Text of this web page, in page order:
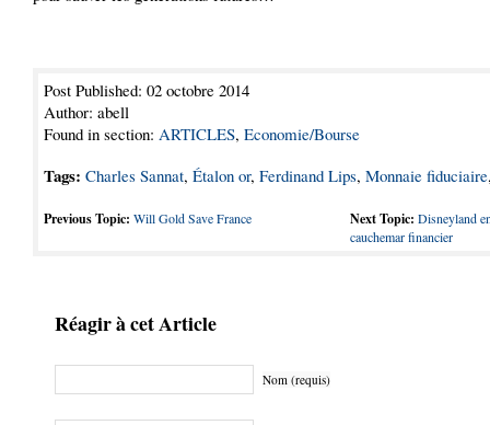
Post Published: 02 octobre 2014
Author: abell
Found in section: ARTICLES, Economie/Bourse
Tags: Charles Sannat, Étalon or, Ferdinand Lips, Monnaie fiduciaire
Previous Topic: Will Gold Save France Next Topic: Disneyland
cauchemar financier
Réagir à cet Article
Nom (requis)